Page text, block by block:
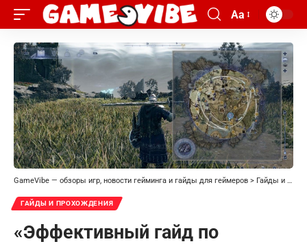
Aa
GameVibe — обзоры игр, новости гейминга и гайды для геймеров > Гайды и прохождения
ГАЙДЫ И ПРОХОЖДЕНИЯ
«Эффективный гайд по